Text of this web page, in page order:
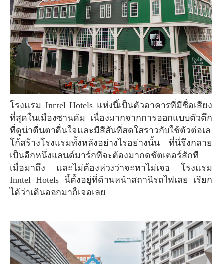
โรงแรม Inntel Hotels แห่งนี้เป็นตัวอาคารที่มีชื่อเสียง
ที่สุดในเมืองซานดัม เนื่องมากจากการออกแบบตัวตึก
ที่ดูน่าตื่นตาตื่นใจและมีสีสันที่สดใสราวกับใช้ตัวต่อเล
โก้สร้างโรงแรมทั้งหลังอย่างไรอย่างนั้น ที่นี่จึงกลาย
เป็นอีกหนึ่งแลนด์มาร์กที่จะต้องมากดชัตเตอร์สักที
เมื่อมาถึง และไม่ต้องห่วงว่าจะหาไม่เจอ โรงแรม
Inntel Hotels นี้ตั้งอยู่ที่ด้านหน้าสถานีรถไฟเลย เรียก
ได้ว่าเดินออกมาก็เจอเลย